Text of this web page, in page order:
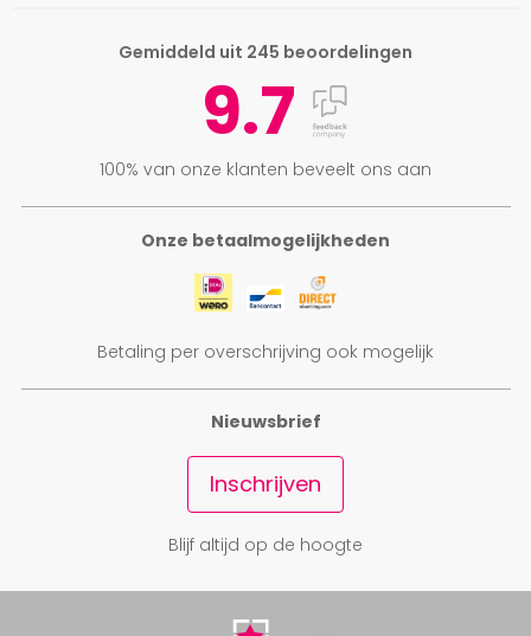
Onze betaalmogelijkheden
Betaling per overschrijving ook mogelijk
Gemiddeld uit 245 beoordelingen
9.7
100% van onze klanten beveelt ons aan
Nieuwsbrief
Inschrijven
Blijf altijd op de hoogte